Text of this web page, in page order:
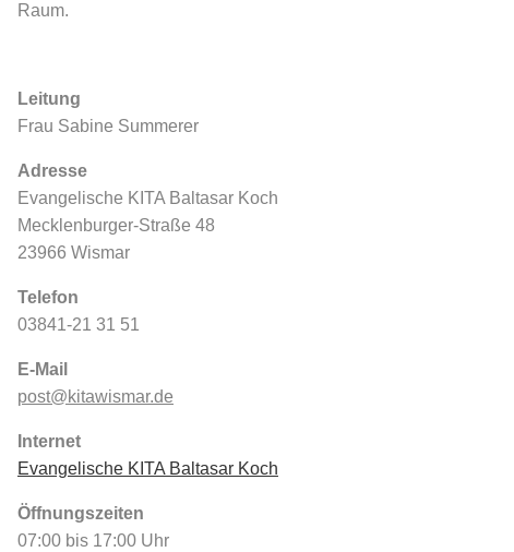
Raum.
Leitung
Frau Sabine Summerer
Adresse
Evangelische KITA Baltasar Koch
Mecklenburger-Straße 48
23966 Wismar
Telefon
03841-21 31 51
E-Mail
post@kitawismar.de
Internet​​
Evangelische KITA Baltasar Koch
Öffnungszeiten
07:00 bis 17:00 Uhr